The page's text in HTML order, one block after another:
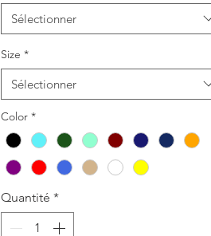
Sélectionner
Size *
Sélectionner
Color *
Quantité *